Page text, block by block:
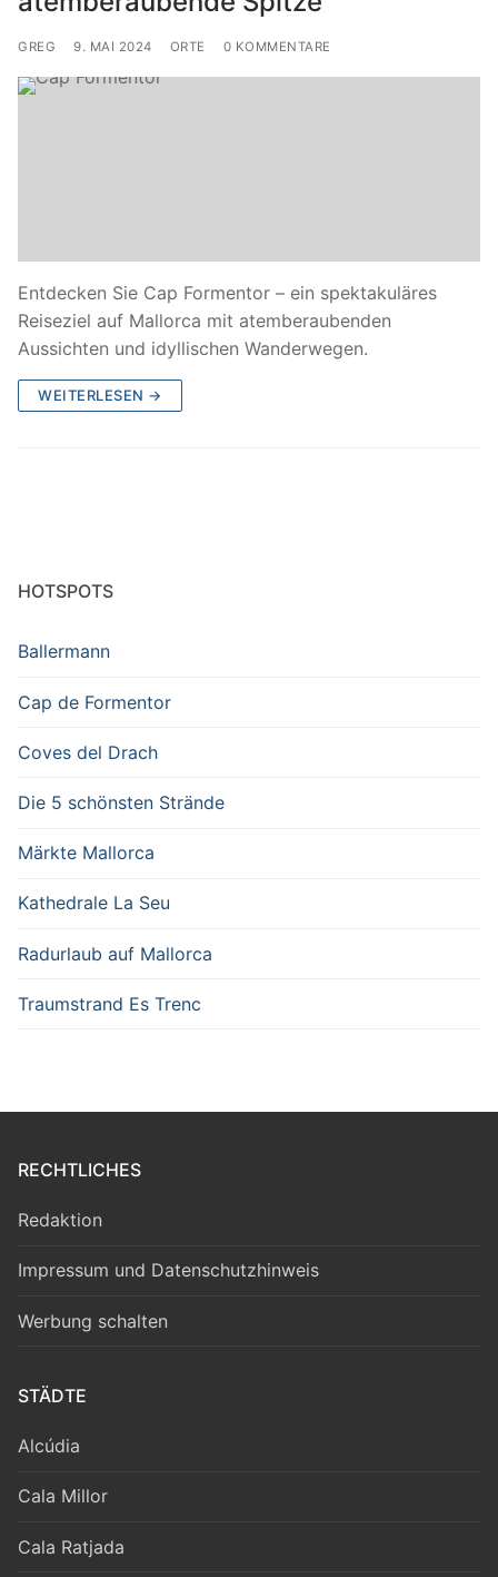
GREG 9. MAI 2024 ORTE 0 KOMMENTARE
Entdecken Sie Cap Formentor – ein spektakuläres
Reiseziel auf Mallorca mit atemberaubenden
Aussichten und idyllischen Wanderwegen.
WEITERLESEN →
HOTSPOTS
Ballermann
Cap de Formentor
Coves del Drach
Die 5 schönsten Strände
Märkte Mallorca
Kathedrale La Seu
Radurlaub auf Mallorca
Traumstrand Es Trenc
RECHTLICHES
Redaktion
Impressum und Datenschutzhinweis
Werbung schalten
STÄDTE
Alcúdia
Cala Millor
Cala Ratjada